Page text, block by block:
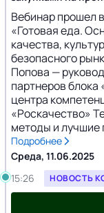
Вебинар прошел
«Готовая еда.
качества,
безопасного
Попова —
партнеров
центра
«Роскачество»
методы и лучшие
Подробнее
Среда, 11.06.2025
15:26
НОВОСТЬ